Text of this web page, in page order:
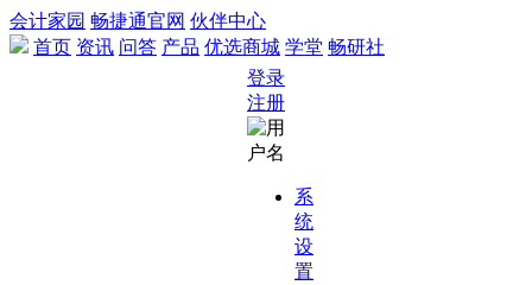
会计家园 畅捷通官网 伙伴中心
首页 资讯 问答 产品 优选商城 学堂 畅研社
登录
注册
系
统
设
置